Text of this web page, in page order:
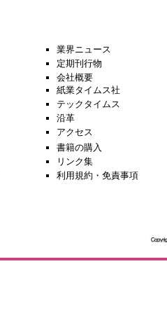
業界ニュース
定期刊行物
会社概要
紙業タイムス社
テックタイムス
沿革
アクセス
書籍の購入
リンク集
利用規約・免責事項